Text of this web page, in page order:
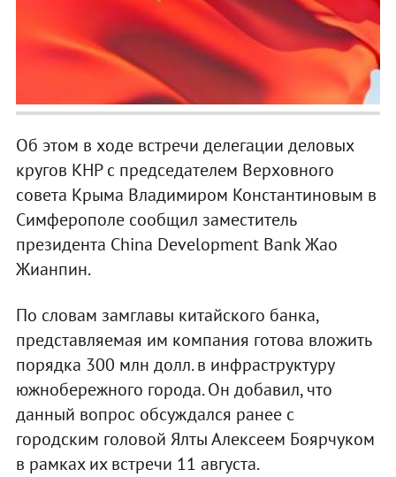
Об этом в ходе встречи делегации деловых
кругов КНР с председателем Верховного
совета Крыма Владимиром Константиновым в
Симферополе сообщил заместитель
президента China Development Bank Жао
Жианпин.
По словам замглавы китайского банка,
представляемая им компания готова вложить
порядка 300 млн долл. в инфраструктуру
южнобережного города. Он добавил, что
данный вопрос обсуждался ранее с
городским головой Ялты Алексеем Боярчуком
в рамках их встречи 11 августа.